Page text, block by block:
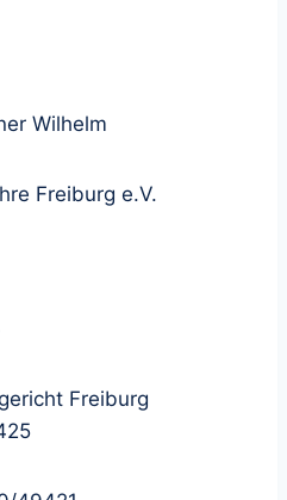
Wilhelm
Freiburg e.V.
Freiburg